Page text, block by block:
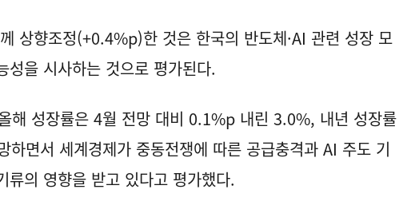
상향조정(+0.4%p)한 것은 한국의 반도체·AI 관련 성장 모
성을 시사하는 것으로 평가된다.
해 성장률은 4월 전망 대비 0.1%p 내린 3.0%, 내년 성장률
면서 세계경제가 중동전쟁에 따른 공급충격과 AI 주도 기
류의 영향을 받고 있다고 평가했다.